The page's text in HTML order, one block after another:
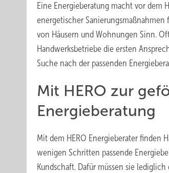
Eine Energieberatung macht vor dem
energetischer
von Häusern und Wohnungen Sinn.
Handwerksbetriebe die ersten
Suche nach der passenden
Mit HERO zur
Energieberatung
Mit dem HERO Energieberater finden
wenigen Schritten passende
Kundschaft. Dafür müssen sie